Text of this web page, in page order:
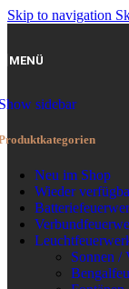
Skip to navigation
MENÜ
sidebar
Neu im Shop
Wieder
Sonnen /